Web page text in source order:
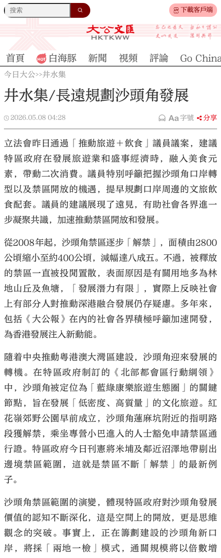
下載客戶端
大公文匯
首頁 白海豚 新聞 視頻 評論 Go
今日大公>>井水集
井水集/長遠規劃沙頭角發展
2026.05.08 04:28 字號 分享
立法會昨日通過「推動旅遊＋飲食」議員議案，建議
特區政府在發展旅遊業和盛事經濟時，融入美食元
素，帶動二次消費。議員特別呼籲把握沙頭角口岸轉
型以及禁區開放的機遇，提早規劃口岸周邊的文旅飲
食配套。議員的建議展現了遠見，有助社會各界進一
步凝聚共識，加速推動禁區開放和發展。
從2008年起，沙頭角禁區逐步「解禁」，面積由2800
公頃縮小至約400公頃，減幅達八成五。不過，被釋放
的禁區一直被投閒置散，表面原因是有關用地多為林
地山丘及魚塘，「發展潛力有限」，實際上反映社會
上有部分人對推動深港融合發展仍存疑慮。多年來，
包括《大公報》在內的社會各界積極呼籲加速開發，
為香港發展注入新動能。
隨着中央推動粵港澳大灣區建設，沙頭角迎來發展的
轉機。在特區政府制訂的《北部都會區行動綱領》
中，沙頭角被定位為「藍綠康樂旅遊生態圈」的關鍵
節點，旨在發展「低密度、高質量」的文化旅遊。紅
花嶺郊野公園早前成立，沙頭角蓮麻坑附近的指明路
段獲解禁，乘坐專營小巴進入的人士豁免申請禁區通
行證。特區政府今日刊憲將米埔及鄰近沼澤地帶剔出
邊境禁區範圍，這就是禁區不斷「解禁」的最新例
子。
沙頭角禁區範圍的演變，體現特區政府對沙頭角發展
價值的認知不斷深化，這是空間上的開放，更是思維
觀念的突破。事實上，正在籌劃建設的沙頭角新口
岸，將採「兩地一檢」模式，通關規模將以倍數增